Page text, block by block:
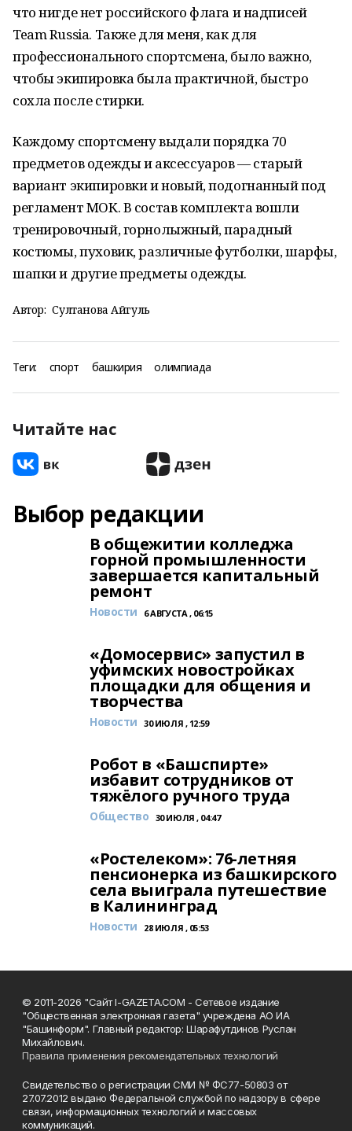
что нигде нет российского флага и надписей
Team Russia. Также для меня, как для
профессионального спортсмена, было важно,
чтобы экипировка была практичной, быстро
сохла после стирки.
Каждому спортсмену выдали порядка 70
предметов одежды и аксессуаров — старый
вариант экипировки и новый, подогнанный под
регламент МОК. В состав комплекта вошли
тренировочный, горнолыжный, парадный
костюмы, пуховик, различные футболки, шарфы,
шапки и другие предметы одежды.
Автор: Султанова Айгуль
Теги: спорт башкирия олимпиада
Читайте нас
Выбор редакции
В общежитии колледжа
горной промышленности
завершается капитальный
ремонт
Новости 6 АВГУСТА , 06:15
«Домосервис» запустил в
уфимских новостройках
площадки для общения и
творчества
Новости 30 ИЮЛЯ , 12:59
Робот в «Башспирте»
избавит сотрудников от
тяжёлого ручного труда
Общество 30 ИЮЛЯ , 04:47
«Ростелеком»: 76-летняя
пенсионерка из башкирского
села выиграла путешествие
в Калининград
Новости 28 ИЮЛЯ , 05:53
© 2011-2026 "Сайт I-GAZETA.COM - Сетевое издание
"Общественная электронная газета" учреждена АО ИА
"Башинформ". Главный редактор: Шарафутдинов Руслан
Михайлович.
Правила применения рекомендательных технологий
Свидетельство о регистрации СМИ № ФС77-50803 от
27.07.2012 выдано Федеральной службой по надзору в сфере
связи, информационных технологий и массовых
коммуникаций.